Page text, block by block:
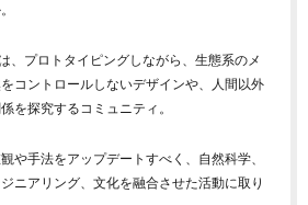
、プロトタイピングしながら、生態系のメ
コントロールしないデザインや、人間以外
を探究するコミュニティ。
や手法をアップデートすべく、自然科学、
ニアリング、文化を融合させた活動に取り